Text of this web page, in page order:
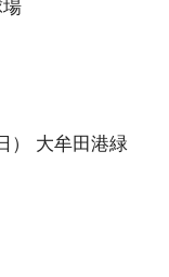
） 大牟田港緑